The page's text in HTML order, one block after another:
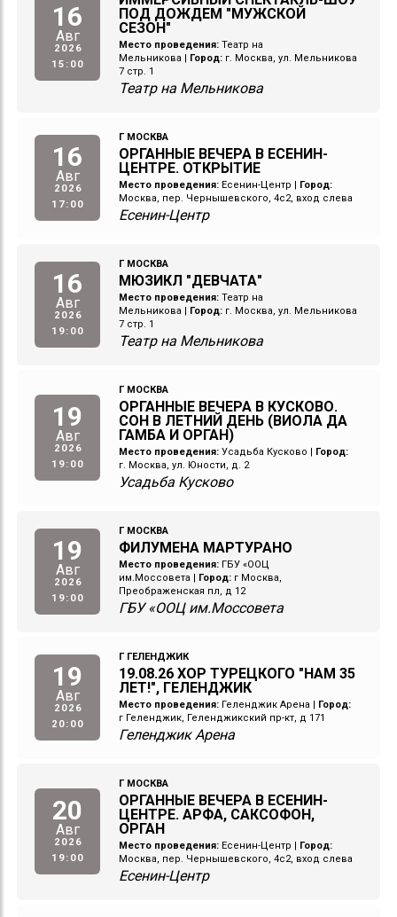
16
Авг
2026
15:00
ПОД ДОЖДЕМ "МУЖСКОЙ
СЕЗОН"
Место проведения: Театр на
Мельникова | Город: г. Москва, ул. Мельникова
7 стр. 1
Театр на Мельникова
16
Авг
2026
17:00
Г МОСКВА
ОРГАННЫЕ ВЕЧЕРА В ЕСЕНИН-
ЦЕНТРЕ. ОТКРЫТИЕ
Место проведения: Есенин-Центр | Город:
Москва, пер. Чернышевского, 4с2, вход слева
Есенин-Центр
16
Авг
2026
19:00
Г МОСКВА
МЮЗИКЛ "ДЕВЧАТА"
Место проведения: Театр на
Мельникова | Город: г. Москва, ул. Мельникова
7 стр. 1
Театр на Мельникова
19
Авг
2026
19:00
Г МОСКВА
ОРГАННЫЕ ВЕЧЕРА В КУСКОВО.
СОН В ЛЕТНИЙ ДЕНЬ (ВИОЛА ДА
ГАМБА И ОРГАН)
Место проведения: Усадьба Кусково | Город:
г. Москва, ул. Юности, д. 2
Усадьба Кусково
19
Авг
2026
19:00
Г МОСКВА
ФИЛУМЕНА МАРТУРАНО
Место проведения: ГБУ «ООЦ
им.Моссовета | Город: г Москва,
Преображенская пл, д 12
ГБУ «ООЦ им.Моссовета
19
Авг
2026
20:00
Г ГЕЛЕНДЖИК
19.08.26 ХОР ТУРЕЦКОГО "НАМ 35
ЛЕТ!", ГЕЛЕНДЖИК
Место проведения: Геленджик Арена | Город:
г Геленджик, Геленджикский пр-кт, д 171
Геленджик Арена
20
Авг
2026
19:00
Г МОСКВА
ОРГАННЫЕ ВЕЧЕРА В ЕСЕНИН-
ЦЕНТРЕ. АРФА, САКСОФОН,
ОРГАН
Место проведения: Есенин-Центр | Город:
Москва, пер. Чернышевского, 4с2, вход слева
Есенин-Центр